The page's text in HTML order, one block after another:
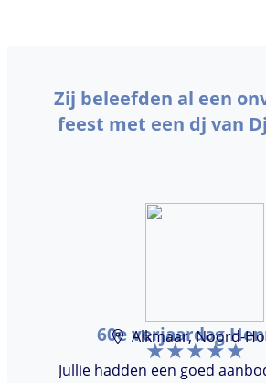
Zij beleefden al een
feest met een dj van
60e verjaardag
Alkmaar, Noord-
Jullie hadden een goed